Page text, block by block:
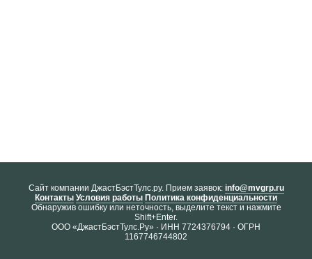
Cайт компании ДжастБэстТулс.ру. Прием заявок: info@mvgrp.ru
Контакты Условия работы Политика конфиденциальности
Обнаружив ошибку или неточность, выделите текст и нажмите
Shift+Enter.
ООО «ДжастБэстТулс.Ру» · ИНН 7724376794 · ОГРН
1167746744802